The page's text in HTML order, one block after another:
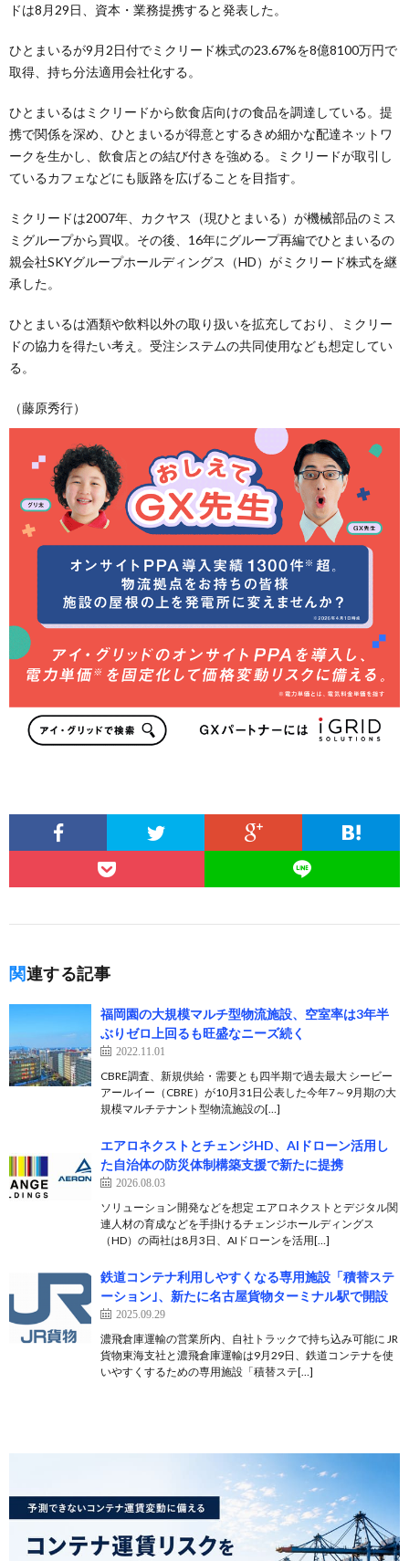
ドは8月29日、資本・業務提携すると発表した。
ひとまいるが9月2日付でミクリード株式の23.67%を8億8100万円で
取得、持ち分法適用会社化する。
ひとまいるはミクリードから飲食店向けの食品を調達している。提
携で関係を深め、ひとまいるが得意とするきめ細かな配達ネットワ
ークを生かし、飲食店との結び付きを強める。ミクリードが取引し
ているカフェなどにも販路を広げることを目指す。
ミクリードは2007年、カクヤス（現ひとまいる）が機械部品のミス
ミグループから買収。その後、16年にグループ再編でひとまいるの
親会社SKYグループホールディングス（HD）がミクリード株式を継
承した。
ひとまいるは酒類や飲料以外の取り扱いを拡充しており、ミクリー
ドの協力を得たい考え。受注システムの共同使用なども想定してい
る。
（藤原秀行）
関連する記事
福岡園の大規模マルチ型物流施設、空室率は3年半
ぶりゼロ上回るも旺盛なニーズ続く
2022.11.01
CBRE調査、新規供給・需要とも四半期で過去最大 シービー
アールイー（CBRE）が10月31日公表した今年7～9月期の大
規模マルチテナント型物流施設の[…]
エアロネクストとチェンジHD、AIドローン活用し
た自治体の防災体制構築支援で新たに提携
2026.08.03
ソリューション開発などを想定 エアロネクストとデジタル関
連人材の育成などを手掛けるチェンジホールディングス
（HD）の両社は8月3日、AIドローンを活用[…]
鉄道コンテナ利用しやすくなる専用施設「積替ステ
ーション｣、新たに名古屋貨物ターミナル駅で開設
2025.09.29
濃飛倉庫運輸の営業所内、自社トラックで持ち込み可能に JR
貨物東海支社と濃飛倉庫運輸は9月29日、鉄道コンテナを使
いやすくするための専用施設「積替ステ[…]